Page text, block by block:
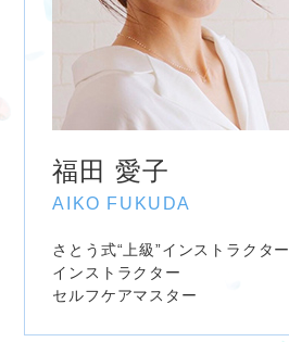
福田 愛子
AIKO FUKUDA
さとう式“上級”インストラクター
インストラクター
セルフケアマスター